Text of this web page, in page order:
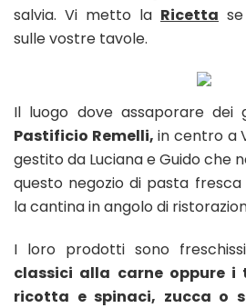
salvia. Vi metto la Ricetta
sulle vostre tavole.
Il luogo dove assaporare dei
Pastificio Remelli, in centro a
gestito da Luciana e Guido che
questo negozio di pasta
la cantina in angolo di
I loro prodotti sono
classici alla carne oppure
ricotta e spinaci, zucca o